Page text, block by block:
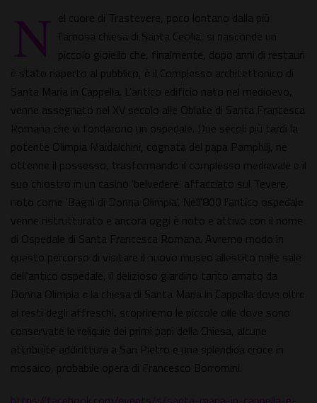
N el cuore di Trastevere, poco lontano dalla più
famosa chiesa di Santa Cecilia, si nasconde un
piccolo gioiello che, finalmente, dopo anni di restauri
è stato riaperto al pubblico, è il Complesso architettonico di
Santa Maria in Cappella. L'antico edificio nato nel medioevo,
venne assegnato nel XV secolo alle Oblate di Santa Francesca
Romana che vi fondarono un ospedale. Due secoli più tardi la
potente Olimpia Maidalchini, cognata del papa Pamphilj, ne
ottenne il possesso, trasformando il complesso medievale e il
suo chiostro in un casino 'belvedere' affacciato sul Tevere,
noto come 'Bagni di Donna Olimpia'. Nell'800 l'antico ospedale
venne ristrutturato e ancora oggi è noto e attivo con il nome
di Ospedale di Santa Francesca Romana. Avremo modo in
questo percorso di visitare il nuovo museo allestito nelle sale
dell'antico ospedale, il delizioso giardino tanto amato da
Donna Olimpia e la chiesa di Santa Maria in Cappella dove oltre
ai resti degli affreschi, scopriremo le piccole olle dove sono
conservate le reliquie dei primi papi della Chiesa, alcune
attribuite addirittura a San Pietro e una splendida croce in
mosaico, probabile opera di Francesco Borromini.